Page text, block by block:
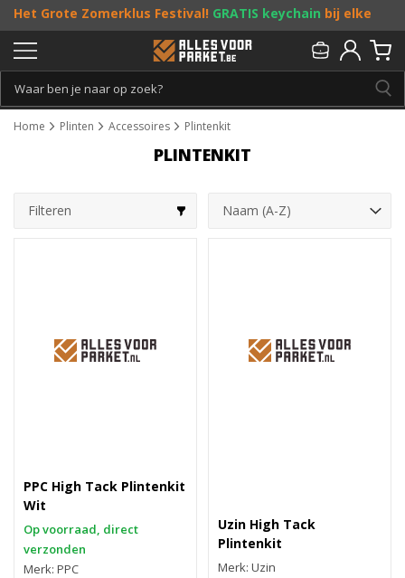
Het Grote Zomerklus Festival! GRATIS keychain bij elke
bestelling vanaf €25, entoffe acties! Doe je mee?
Persoonlijk & gratis advies:013 - 207 00 01
Home Plinten Accessoires Plintenkit
PLINTENKIT
Filteren
PPC High Tack Plintenkit
Wit
Op voorraad, direct
verzonden
Merk: PPC
Uzin High Tack
Plintenkit
Merk: Uzin